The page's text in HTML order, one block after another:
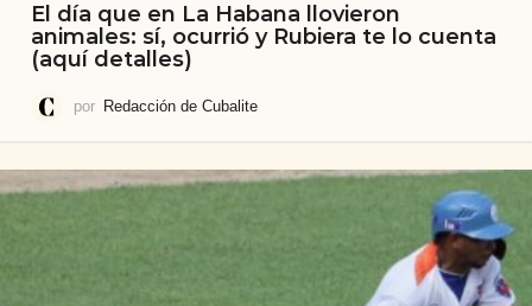
El día que en La Habana llovieron
animales: sí, ocurrió y Rubiera te lo cuenta
(aquí detalles)
por Redacción de Cubalite